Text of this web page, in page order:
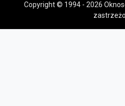
Copyright © 1994 - 2026